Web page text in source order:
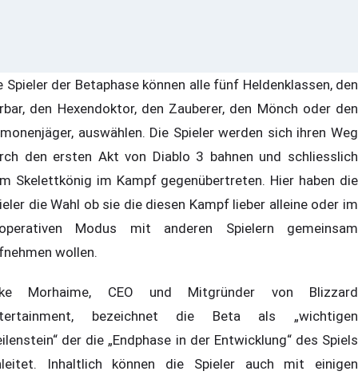
Spieler der Betaphase können alle fünf Heldenklassen, den
den Hexendoktor, den Zauberer, den Mönch oder den
auswählen. Die Spieler werden sich ihren Weg
den ersten Akt von Diablo 3 bahnen und schliesslich
Skelettkönig im Kampf gegenübertreten. Hier haben die
die Wahl ob sie die diesen Kampf lieber alleine oder im
Modus mit anderen Spielern gemeinsam
wollen.
Morhaime, CEO und Mitgründer von Blizzard
bezeichnet die Beta als „wichtigen
der die „Endphase in der Entwicklung“ des Spiels
Inhaltlich können die Spieler auch mit einigen